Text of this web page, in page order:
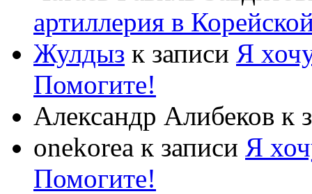
артиллерия в
Жулдыз к записи Я
Помогите!
Александр Алибеков к
onekorea к записи Я
Помогите!